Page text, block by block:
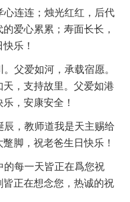
心连连；烛光红红，后代
爱心累累；寿面长长，
乐！
父爱如河，承载宿愿。
，支持故里。父爱如港
，安康安全！
辰，教师道我是天主赐给
脚，祝老爸生日快乐！
的每一天皆正在爲您祝
正在想念您，热诚的祝